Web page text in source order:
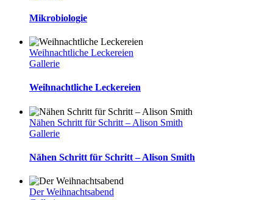
Mikrobiologie
Weihnachtliche Leckereien
Gallerie
Weihnachtliche Leckereien
Nähen Schritt für Schritt – Alison Smith
Gallerie
Nähen Schritt für Schritt – Alison Smith
Der Weihnachtsabend